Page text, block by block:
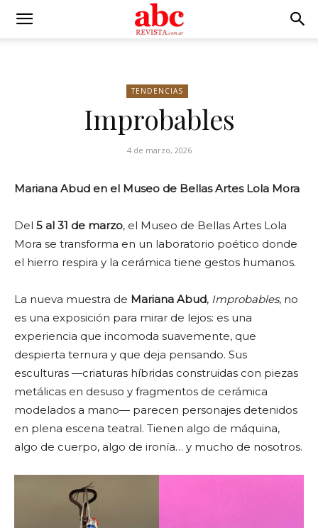
TENDENCIAS
Improbables
4 de marzo, 2026
Mariana Abud en el Museo de Bellas Artes Lola Mora
Del 5 al 31 de marzo, el Museo de Bellas Artes Lola
Mora se transforma en un laboratorio poético donde
el hierro respira y la cerámica tiene gestos humanos.
La nueva muestra de Mariana Abud, Improbables, no
es una exposición para mirar de lejos: es una
experiencia que incomoda suavemente, que
despierta ternura y que deja pensando. Sus
esculturas —criaturas híbridas construidas con piezas
metálicas en desuso y fragmentos de cerámica
modelados a mano— parecen personajes detenidos
en plena escena teatral. Tienen algo de máquina,
algo de cuerpo, algo de ironía… y mucho de nosotros.